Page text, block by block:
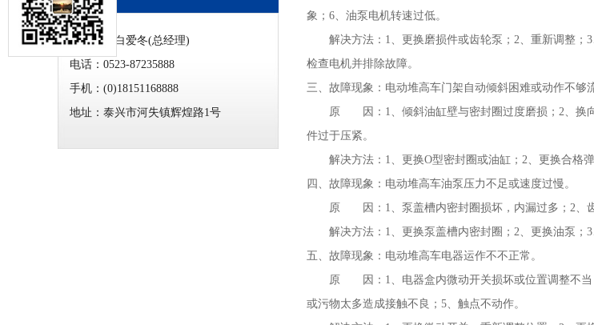
联系人：白爱冬(总经理)
电话：0523-87235888
手机：(0)18151168888
地址：泰兴市河失镇辉煌路1号
象；6、油泵电机转速过低。
解决方法：1、更换磨损件或齿轮泵；2、重新调整；3
检查电机并排除故障。
三、故障现象：电动堆高车门架自动倾斜困难或动作不够
原 因：1、倾斜油缸壁与密封圈过度磨损；2、换向
件过于压紧。
解决方法：1、更换O型密封圈或油缸；2、更换合格弹
四、故障现象：电动堆高车油泵压力不足或速度过慢。
原 因：1、泵盖槽内密封圈损坏，内漏过多；2、齿
解决方法：1、更换泵盖槽内密封圈；2、更换油泵；3
五、故障现象：电动堆高车电器运作不不正常。
原 因：1、电器盒内微动开关损坏或位置调整不当；
或污物太多造成接触不良；5、触点不动作。